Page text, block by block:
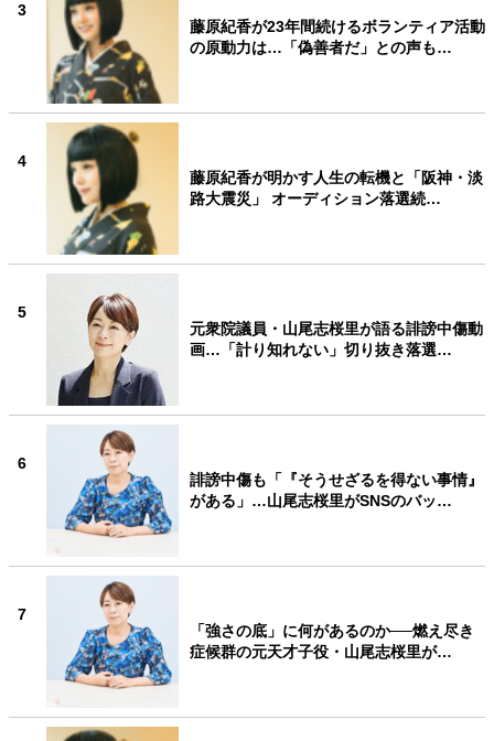
3
藤原紀香が23年間続けるボランティア活動
の原動力は…「偽善者だ」との声も…
4
藤原紀香が明かす人生の転機と「阪神・淡
路大震災」 オーディション落選続…
5
元衆院議員・山尾志桜里が語る誹謗中傷動
画…「計り知れない」切り抜き落選…
6
誹謗中傷も「『そうせざるを得ない事情』
がある」…山尾志桜里がSNSのバッ…
7
「強さの底」に何があるのか──燃え尽き
症候群の元天才子役・山尾志桜里が…